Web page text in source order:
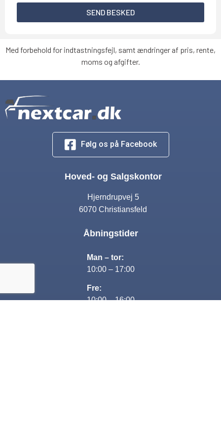
SEND BESKED
Med forbehold for indtastningsfejl, samt ændringer af pris, rente,
moms og afgifter.
Følg os på Facebook
Hoved- og Salgskontor
Hjerndrupvej 5
6070 Christiansfeld
Åbningstider
Man – tor:
10:00 – 17:00
Fre:
10:00 – 16:00